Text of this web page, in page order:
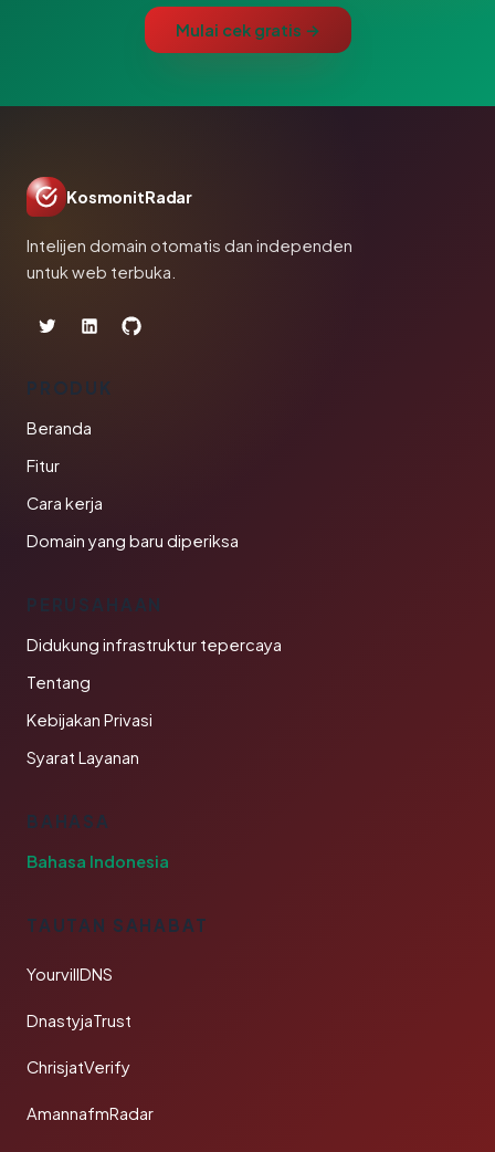
Mulai cek gratis →
KosmonitRadar
Intelijen domain otomatis dan independen
untuk web terbuka.
PRODUK
Beranda
Fitur
Cara kerja
Domain yang baru diperiksa
PERUSAHAAN
Didukung infrastruktur tepercaya
Tentang
Kebijakan Privasi
Syarat Layanan
BAHASA
Bahasa Indonesia
TAUTAN SAHABAT
YourvillDNS
DnastyjaTrust
ChrisjatVerify
AmannafmRadar